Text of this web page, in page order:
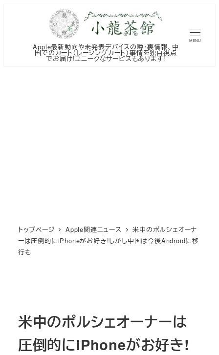
Apple最新動向や未発表デバイスの噂・裏情報、中
国でのカート（レーシングカート）事情を独自視点
でお届け!ユニークなサービスもあります!
MENU
トップページ Apple関連ニュース
米中のポルシェオーナ
ーは圧倒的にiPhoneがお好き!しかし中国は今後Androidに移
行も
米中のポルシェオーナーは
圧倒的にiPhoneがお好き!